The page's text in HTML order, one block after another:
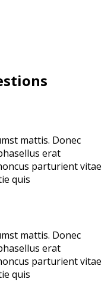
mattis. Donec
erat
parturient vitae
quis
mattis. Donec
erat
parturient vitae
quis